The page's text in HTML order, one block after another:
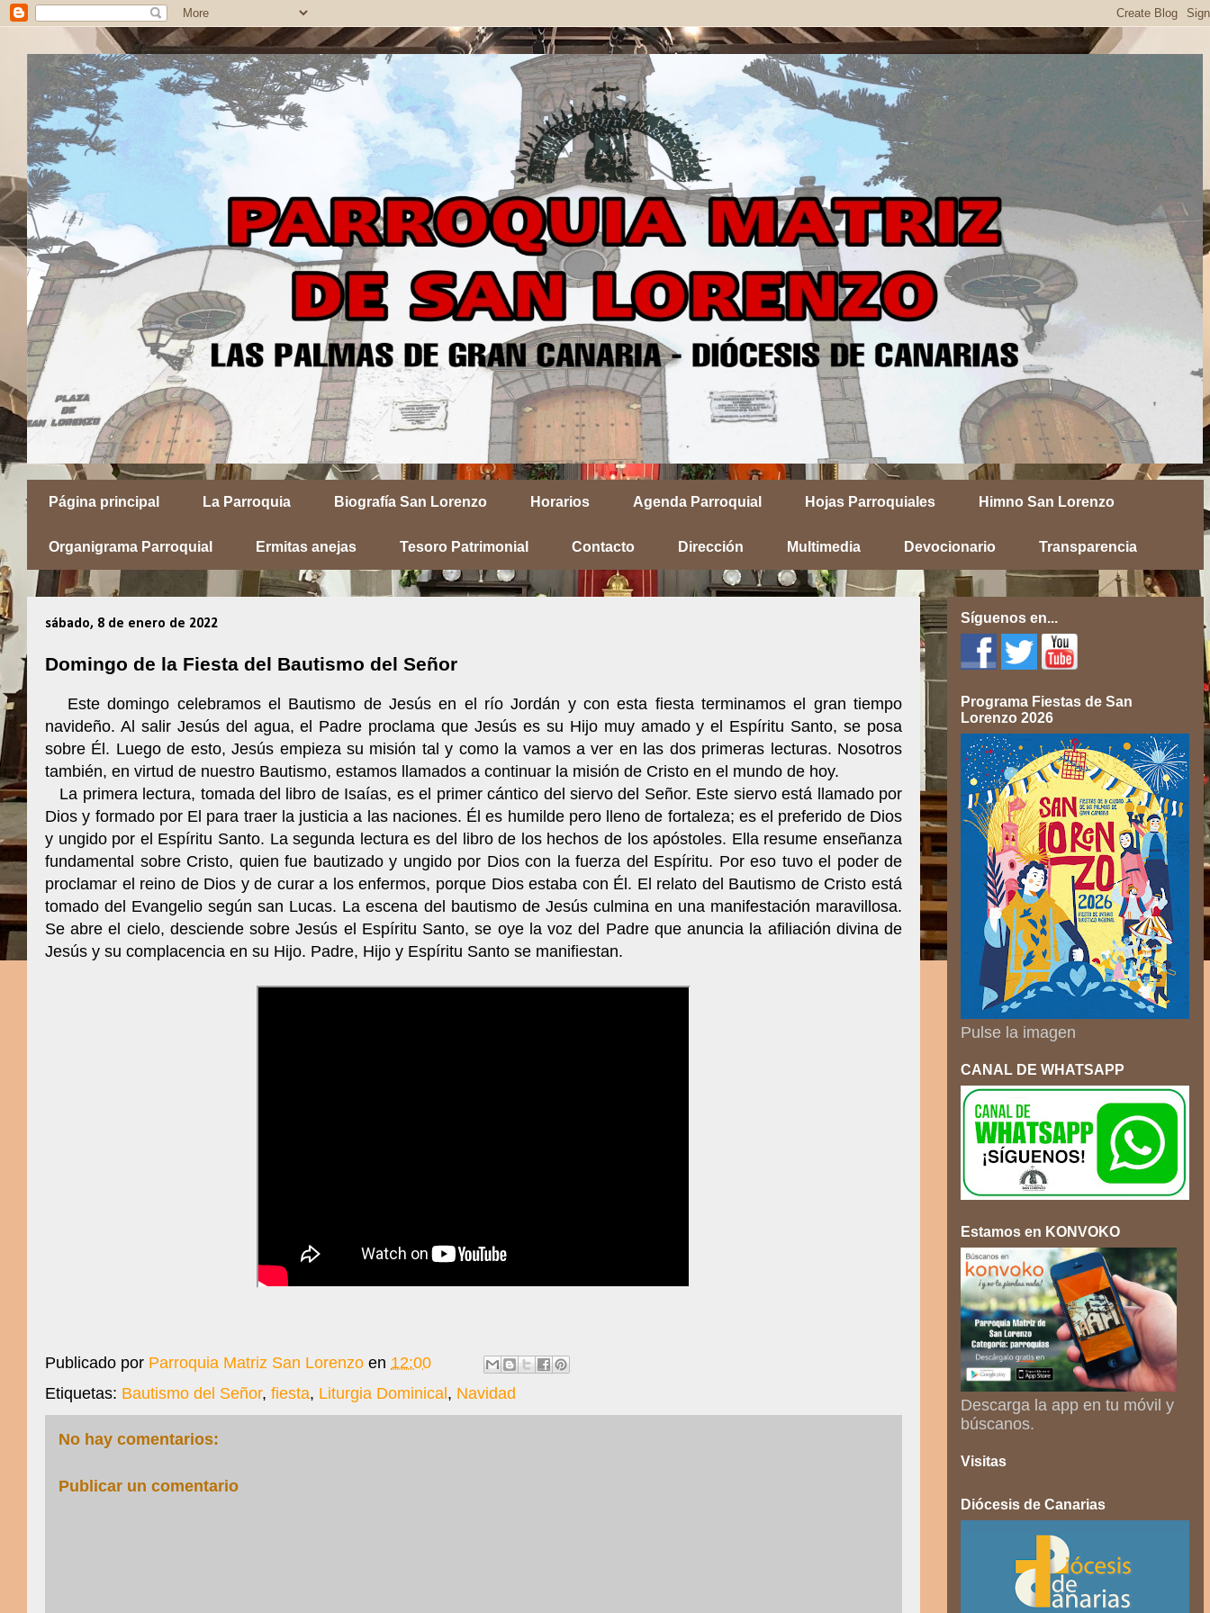
Página principal La Parroquia Biografía San Lorenzo Horarios Agenda Parroquial Hojas Parroquiales Himno San Lorenzo
Organigrama Parroquial Ermitas anejas Tesoro Patrimonial Contacto Dirección Multimedia Devocionario Transparencia
sábado, 8 de enero de 2022
Domingo de la Fiesta del Bautismo del Señor
Este domingo celebramos el Bautismo de Jesús en el río Jordán y con esta fiesta terminamos el gran tiempo
navideño. Al salir Jesús del agua, el Padre proclama que Jesús es su Hijo muy amado y el Espíritu Santo, se posa
sobre Él. Luego de esto, Jesús empieza su misión tal y como la vamos a ver en las dos primeras lecturas. Nosotros
también, en virtud de nuestro Bautismo, estamos llamados a continuar la misión de Cristo en el mundo de hoy.
La primera lectura, tomada del libro de Isaías, es el primer cántico del siervo del Señor. Este siervo está llamado por
Dios y formado por El para traer la justicia a las naciones. Él es humilde pero lleno de fortaleza; es el preferido de Dios
y ungido por el Espíritu Santo. La segunda lectura es del libro de los hechos de los apóstoles. Ella resume enseñanza
fundamental sobre Cristo, quien fue bautizado y ungido por Dios con la fuerza del Espíritu. Por eso tuvo el poder de
proclamar el reino de Dios y de curar a los enfermos, porque Dios estaba con Él. El relato del Bautismo de Cristo está
tomado del Evangelio según san Lucas. La escena del bautismo de Jesús culmina en una manifestación maravillosa.
Se abre el cielo, desciende sobre Jesús el Espíritu Santo, se oye la voz del Padre que anuncia la afiliación divina de
Jesús y su complacencia en su Hijo. Padre, Hijo y Espíritu Santo se manifiestan.
Publicado por Parroquia Matriz San Lorenzo en 12:00
Etiquetas: Bautismo del Señor, fiesta, Liturgia Dominical , Navidad
No hay comentarios:
Publicar un comentario
Síguenos en...
Programa Fiestas de San
Lorenzo 2026
Pulse la imagen
CANAL DE WHATSAPP
Estamos en KONVOKO
Descarga la app en tu móvil y
búscanos.
Visitas
Diócesis de Canarias